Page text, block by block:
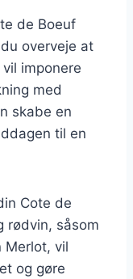
de Boeuf
overveje at
imponere
med
skabe en
til en
Cote de
rødvin, såsom
Merlot, vil
og gøre